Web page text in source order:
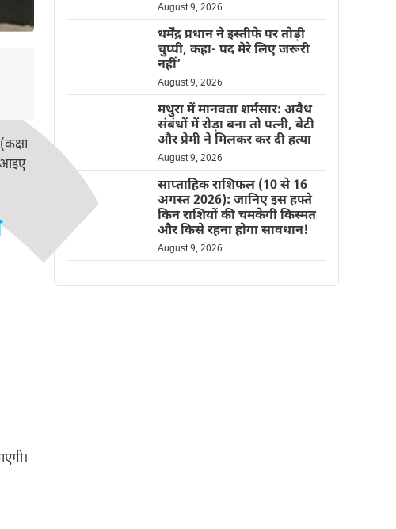
आइए
August 9, 2026
धर्मेंद्र प्रधान ने इस्तीफे पर तोड़ी
चुप्पी, कहा- पद मेरे लिए जरूरी
नहीं’
August 9, 2026
मथुरा में मानवता शर्मसार: अवैध
संबंधों में रोड़ा बना तो पत्नी, बेटी
और प्रेमी ने मिलकर कर दी हत्या
August 9, 2026
साप्ताहिक राशिफल (10 से 16
अगस्त 2026): जानिए इस हफ्ते
किन राशियों की चमकेगी किस्मत
और किसे रहना होगा सावधान!
August 9, 2026